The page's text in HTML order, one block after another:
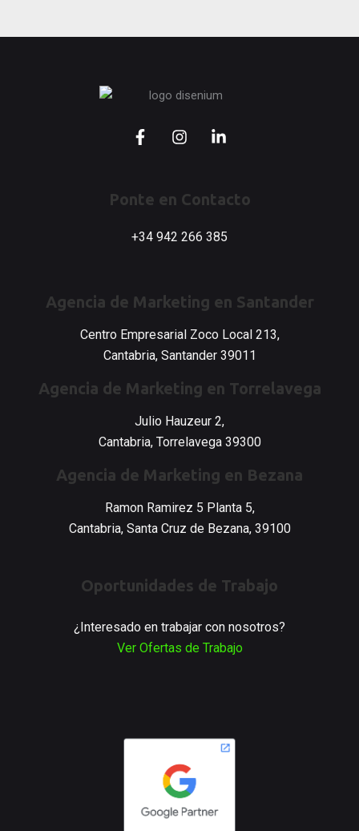
F
a
b
o
k
I
n
a
g
a
L
i
e
d
n
Ponte en Contacto
+34 942 266 385
Agencia de Marketing en Santander
Centro Empresarial Zoco Local 213,
Cantabria, Santander 39011
Agencia de Marketing en Torrelavega
Julio Hauzeur 2,
Cantabria, Torrelavega 39300
Agencia de Marketing en Bezana
Ramon Ramirez 5 Planta 5,
Cantabria, Santa Cruz de Bezana, 39100
Oportunidades de Trabajo
¿Interesado en trabajar con nosotros?
Ver Ofertas de Trabajo